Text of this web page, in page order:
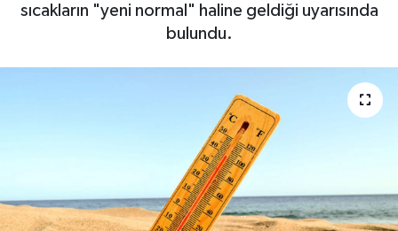
sıcakların "yeni normal" haline geldiği uyarısında
bulundu.